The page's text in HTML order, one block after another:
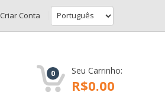
Criar Conta
0 Seu Carrinho:
R$0.00